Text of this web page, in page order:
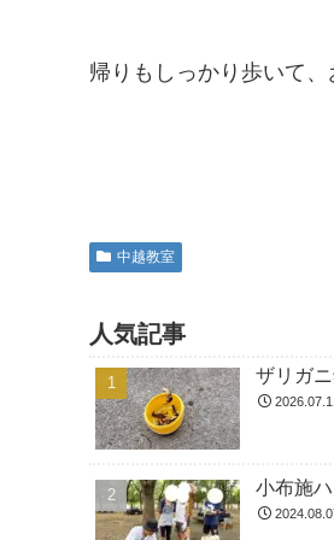
帰りもしっかり歩いて
中越教室
人気記事
ザリガニ
小布施